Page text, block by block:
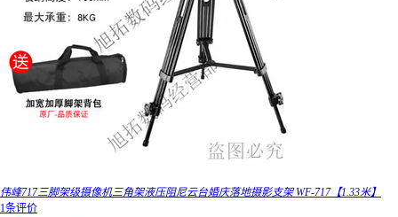
伟峰717三脚架级摄像机三角架液压阻尼云台婚庆落地摄影支架 WF-717【1.33米】
1条评价